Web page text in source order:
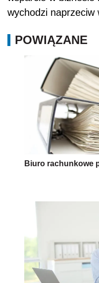
wychodzi naprzeciw
POWIĄZANE
Biuro rachunkowe